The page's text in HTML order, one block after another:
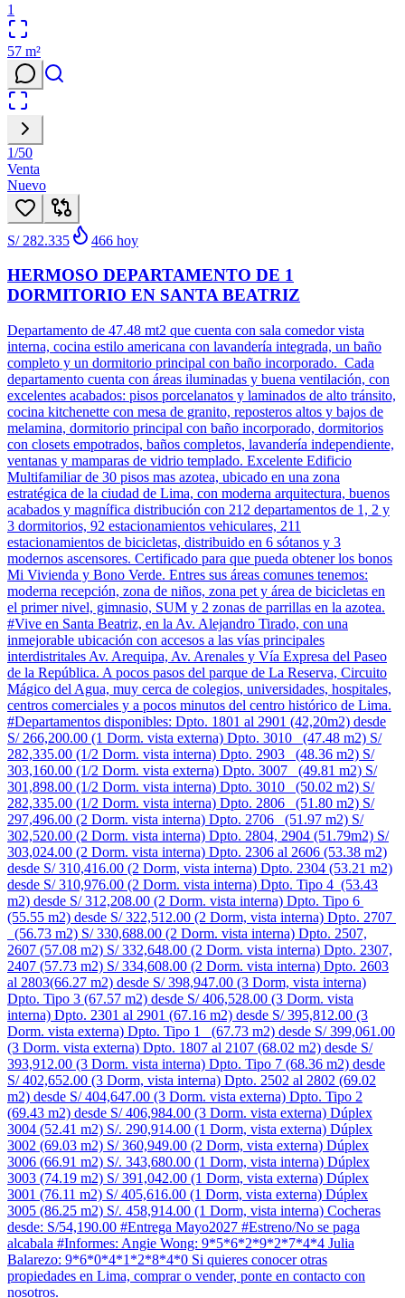
1
57 m²
1/50
Venta
Nuevo
S/ 282.335 466 hoy
HERMOSO DEPARTAMENTO DE 1
DORMITORIO EN SANTA BEATRIZ
Departamento de 47.48 mt2 que cuenta con sala comedor vista
interna, cocina estilo americana con lavandería integrada, un baño
completo y un dormitorio principal con baño incorporado. Cada
departamento cuenta con áreas iluminadas y buena ventilación, con
excelentes acabados: pisos porcelanatos y laminados de alto tránsito,
cocina kitchenette con mesa de granito, reposteros altos y bajos de
melamina, dormitorio principal con baño incorporado, dormitorios
con closets empotrados, baños completos, lavandería independiente,
ventanas y mamparas de vidrio templado. Excelente Edificio
Multifamiliar de 30 pisos mas azotea, ubicado en una zona
estratégica de la ciudad de Lima, con moderna arquitectura, buenos
acabados y magnífica distribución con 212 departamentos de 1, 2 y
3 dormitorios, 92 estacionamientos vehiculares, 211
estacionamientos de bicicletas, distribuido en 6 sótanos y 3
modernos ascensores. Certificado para que pueda obtener los bonos
Mi Vivienda y Bono Verde. Entres sus áreas comunes tenemos:
moderna recepción, zona de niños, zona pet y área de bicicletas en
el primer nivel, gimnasio, SUM y 2 zonas de parrillas en la azotea.
#Vive en Santa Beatriz, en la Av. Alejandro Tirado, con una
inmejorable ubicación con accesos a las vías principales
interdistritales Av. Arequipa, Av. Arenales y Vía Expresa del Paseo
de la República. A pocos pasos del parque de La Reserva, Circuito
Mágico del Agua, muy cerca de colegios, universidades, hospitales,
centros comerciales y a pocos minutos del centro histórico de Lima.
#Departamentos disponibles: Dpto. 1801 al 2901 (42,20m2) desde
S/ 266,200.00 (1 Dorm. vista externa) Dpto. 3010 (47.48 m2) S/
282,335.00 (1/2 Dorm. vista interna) Dpto. 2903 (48.36 m2) S/
303,160.00 (1/2 Dorm. vista externa) Dpto. 3007 (49.81 m2) S/
301,898.00 (1/2 Dorm. vista interna) Dpto. 3010 (50.02 m2) S/
282,335.00 (1/2 Dorm. vista interna) Dpto. 2806 (51.80 m2) S/
297,496.00 (2 Dorm. vista interna) Dpto. 2706 (51.97 m2) S/
302,520.00 (2 Dorm. vista interna) Dpto. 2804, 2904 (51.79m2) S/
303,024.00 (2 Dorm. vista interna) Dpto. 2306 al 2606 (53.38 m2)
desde S/ 310,416.00 (2 Dorm, vista interna) Dpto. 2304 (53.21 m2)
desde S/ 310,976.00 (2 Dorm. vista interna) Dpto. Tipo 4 (53.43
m2) desde S/ 312,208.00 (2 Dorm. vista interna) Dpto. Tipo 6
(55.55 m2) desde S/ 322,512.00 (2 Dorm, vista interna) Dpto. 2707
(56.73 m2) S/ 330,688.00 (2 Dorm. vista interna) Dpto. 2507,
2607 (57.08 m2) S/ 332,648.00 (2 Dorm. vista interna) Dpto. 2307,
2407 (57.73 m2) S/ 334,608.00 (2 Dorm. vista interna) Dpto. 2603
al 2803(66.27 m2) desde S/ 398,947.00 (3 Dorm, vista interna)
Dpto. Tipo 3 (67.57 m2) desde S/ 406,528.00 (3 Dorm. vista
interna) Dpto. 2301 al 2901 (67.16 m2) desde S/ 395,812.00 (3
Dorm. vista externa) Dpto. Tipo 1 (67.73 m2) desde S/ 399,061.00
(3 Dorm. vista externa) Dpto. 1807 al 2107 (68.02 m2) desde S/
393,912.00 (3 Dorm. vista interna) Dpto. Tipo 7 (68.36 m2) desde
S/ 402,652.00 (3 Dorm, vista interna) Dpto. 2502 al 2802 (69.02
m2) desde S/ 404,647.00 (3 Dorm. vista externa) Dpto. Tipo 2
(69.43 m2) desde S/ 406,984.00 (3 Dorm. vista externa) Dúplex
3004 (52.41 m2) S/. 290,914.00 (1 Dorm, vista externa) Dúplex
3002 (69.03 m2) S/ 360,949.00 (2 Dorm, vista externa) Dúplex
3006 (66.91 m2) S/. 343,680.00 (1 Dorm, vista interna) Dúplex
3003 (74.19 m2) S/ 391,042.00 (1 Dorm, vista externa) Dúplex
3001 (76.11 m2) S/ 405,616.00 (1 Dorm, vista externa) Dúplex
3005 (86.25 m2) S/. 458,914.00 (1 Dorm, vista interna) Cocheras
desde: S/54,190.00 #Entrega Mayo2027 #Estreno/No se paga
alcabala #Informes: Angie Wong: 9*5*6*2*9*2*7*4*4 Julia
Balarezo: 9*6*0*4*1*2*8*4*0 Si quieres conocer otras
propiedades en Lima, comprar o vender, ponte en contacto con
nosotros.